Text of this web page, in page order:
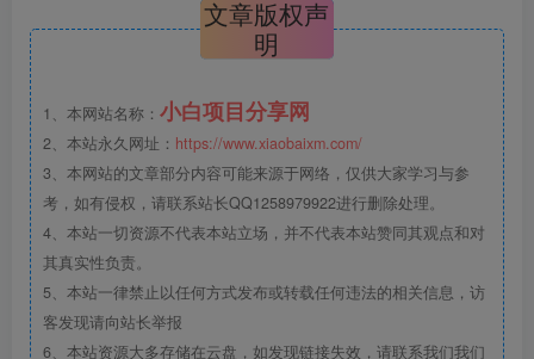
文章版权声
明
1、本网站名称： 小白项目分享网
2、本站永久网址： https://www.xiaobaixm.com/
3、本网站的文章部分内容可能来源于网络，仅供大家学习与参
考，如有侵权，请联系站长QQ1258979922进行删除处理。
4、本站一切资源不代表本站立场，并不代表本站赞同其观点和对
其真实性负责。
5、本站一律禁止以任何方式发布或转载任何违法的相关信息，访
客发现请向站长举报
6、本站资源大多存储在云盘，如发现链接失效，请联系我们我们